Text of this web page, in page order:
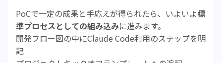
PoCで一定の成果と手応えが得られたら、いよいよ標
準プロセスとしての組み込みに進みます。
開発フロー図の中にClaude Code利用のステップを明
記